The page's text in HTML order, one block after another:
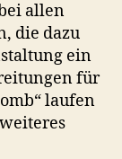
allen
die dazu
ein
für
laufen